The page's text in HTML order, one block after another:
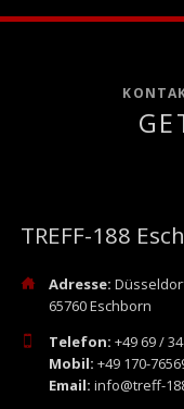
TREFF-188
Adresse:
65760 Eschborn
Telefon: +49 69 /
Mobil: +49 170-
Email: info@treff-